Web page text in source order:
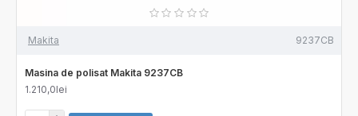
Makita 9237CB
Masina de polisat Makita 9237CB
1.210,0lei